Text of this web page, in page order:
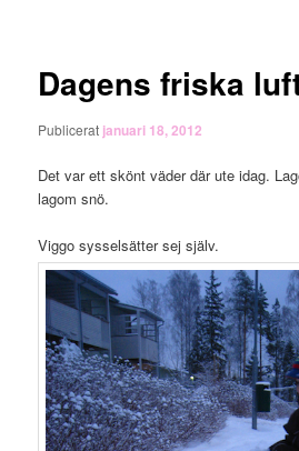
Dagens friska
Publicerat januari 18, 2012
Det var ett skönt väder där ute idag.
lagom snö.
Viggo sysselsätter sej själv.